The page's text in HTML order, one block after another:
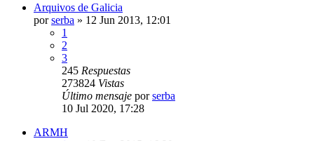
Arquivos de Galicia
porserba » 12 Jun 2013, 12:01
1
2
3
245 Respuestas
273824 Vistas
Último mensaje porserba
10 Jul 2020, 17:28
ARMH